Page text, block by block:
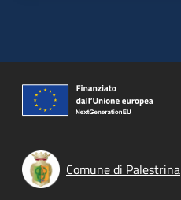
Comune di Palestrina